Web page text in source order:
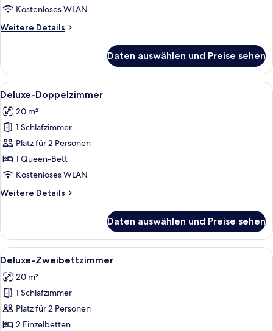
Kostenloses WLAN
Weitere Details
Weitere
Doppelzimmer
Daten auswählen und Preise sehen
Alle
Fotos
für
Deluxe-
Doppelzimmer
anzeigen
Ein modernes Hotelzimmer mit
5
Deluxe-Doppelzimmer
20 m²
1 Schlafzimmer
Platz für 2 Personen
1 Queen-Bett
Kostenloses WLAN
Weitere Details
Weitere
Doppelzimmer
Daten auswählen und Preise sehen
Alle
Fotos
für
Deluxe-
Zweibettzimmer
anzeigen
Deluxe-Zweibettzimmer | Minibar,
6
Deluxe-Zweibettzimmer
20 m²
1 Schlafzimmer
Platz für 2 Personen
2 Einzelbetten